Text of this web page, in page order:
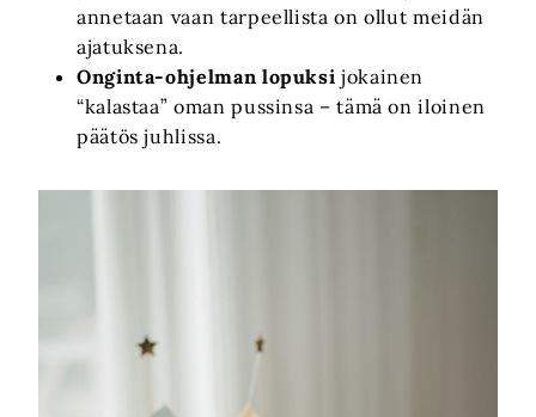
annetaan vaan tarpeellista on ollut meidän
ajatuksena.
Onginta-ohjelman lopuksi jokainen
“kalastaa” oman pussinsa – tämä on iloinen
päätös juhlissa.